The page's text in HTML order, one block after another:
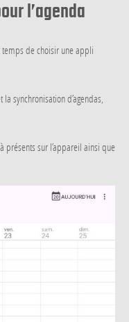
l’agenda
de choisir une appli
synchronisation d’agendas,
présents sur l’appareil ainsi que